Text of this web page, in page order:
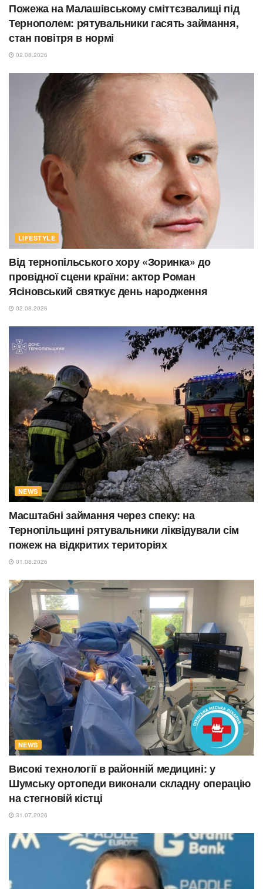
Пожежа на Малашівському сміттєзвалищі під
Тернополем: рятувальники гасять займання,
стан повітря в нормі
02.08.2026
LIFESTYLE
Від тернопільського хору «Зоринка» до
провідної сцени країни: актор Роман
Ясіновський святкує день народження
02.08.2026
NEWS
Масштабні займання через спеку: на
Тернопільщині рятувальники ліквідували сім
пожеж на відкритих територіях
01.08.2026
NEWS
Високі технології в районній медицині: у
Шумську ортопеди виконали складну операцію
на стегновій кістці
31.07.2026